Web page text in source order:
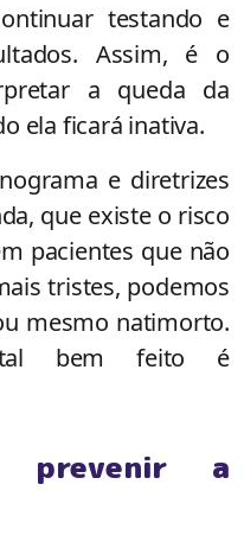
testando e
Assim, é o
a queda da
ela ficará inativa.
e diretrizes
que existe o risco
pacientes que não
tristes, podemos
mesmo natimorto.
bem feito é
prevenir a